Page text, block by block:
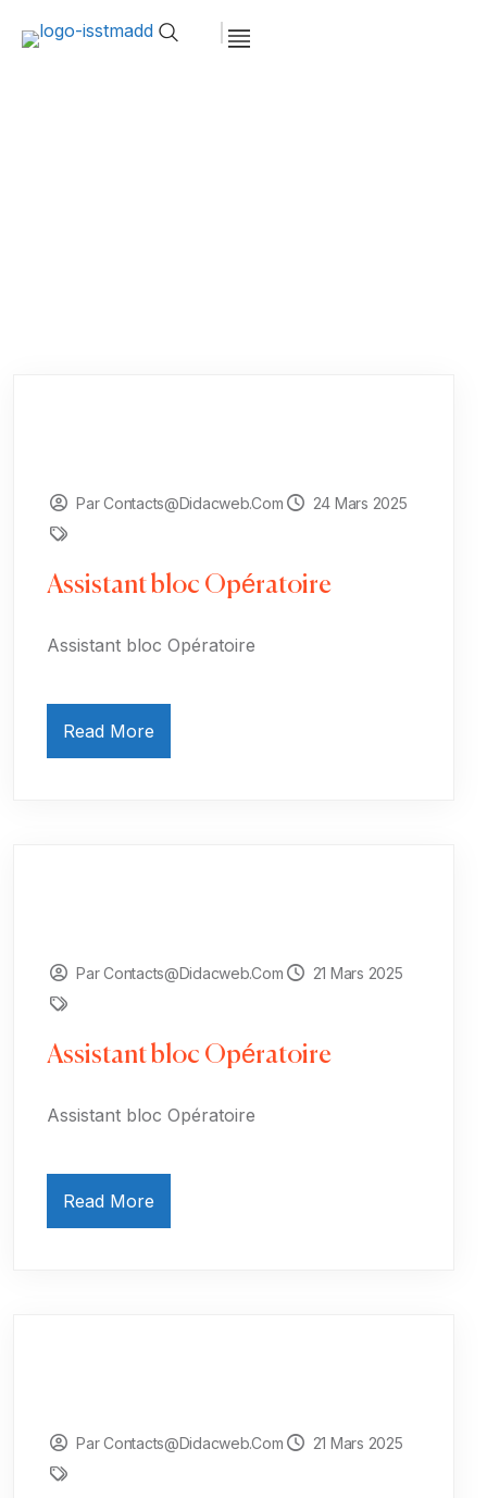
Par Contacts@didacweb.com 24 Mars 2025
Assistant bloc Opératoire
Assistant bloc Opératoire
Read More
Par Contacts@didacweb.com 21 Mars 2025
Assistant bloc Opératoire
Assistant bloc Opératoire
Read More
Par Contacts@didacweb.com 21 Mars 2025